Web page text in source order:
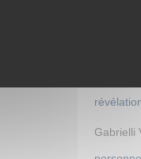
Gabrielli